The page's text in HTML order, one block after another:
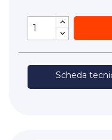
Scheda